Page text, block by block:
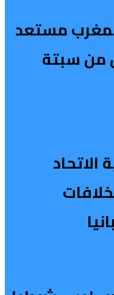
مستعد
من سبتة
الاتحاد